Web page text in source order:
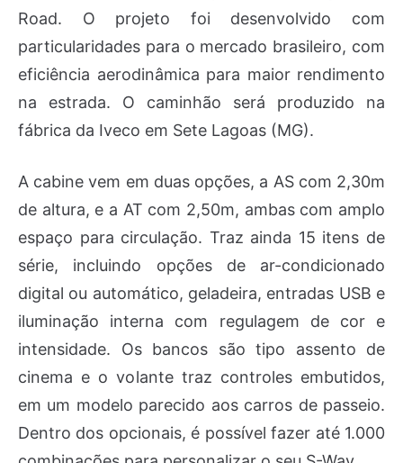
Road. O projeto foi desenvolvido com
particularidades para o mercado brasileiro, com
eficiência aerodinâmica para maior rendimento
na estrada. O caminhão será produzido na
fábrica da Iveco em Sete Lagoas (MG).
A cabine vem em duas opções, a AS com 2,30m
de altura, e a AT com 2,50m, ambas com amplo
espaço para circulação. Traz ainda 15 itens de
série, incluindo opções de ar-condicionado
digital ou automático, geladeira, entradas USB e
iluminação interna com regulagem de cor e
intensidade. Os bancos são tipo assento de
cinema e o volante traz controles embutidos,
em um modelo parecido aos carros de passeio.
Dentro dos opcionais, é possível fazer até 1.000